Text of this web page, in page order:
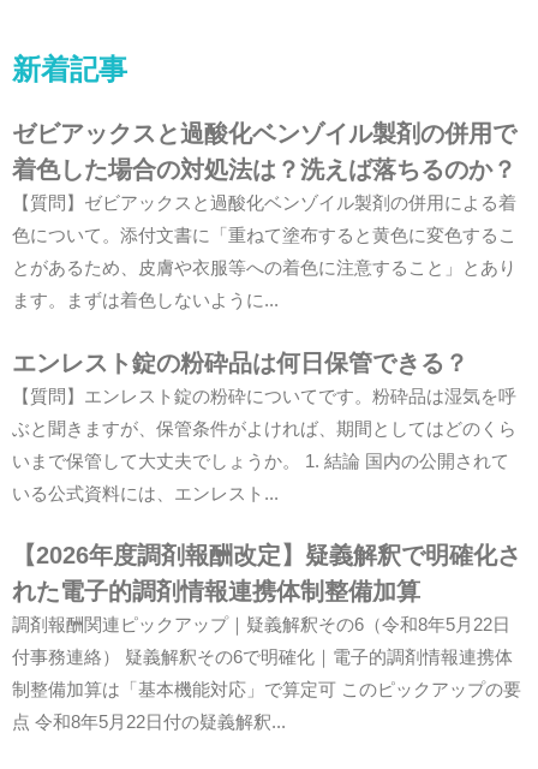
新着記事
ゼビアックスと過酸化ベンゾイル製剤の併用で
着色した場合の対処法は？洗えば落ちるのか？
【質問】ゼビアックスと過酸化ベンゾイル製剤の併用による着
色について。添付文書に「重ねて塗布すると黄色に変色するこ
とがあるため、皮膚や衣服等への着色に注意すること」とあり
ます。まずは着色しないように...
エンレスト錠の粉砕品は何日保管できる？
【質問】エンレスト錠の粉砕についてです。粉砕品は湿気を呼
ぶと聞きますが、保管条件がよければ、期間としてはどのくら
いまで保管して大丈夫でしょうか。 1. 結論 国内の公開されて
いる公式資料には、エンレスト...
【2026年度調剤報酬改定】疑義解釈で明確化さ
れた電子的調剤情報連携体制整備加算
調剤報酬関連ピックアップ｜疑義解釈その6（令和8年5月22日
付事務連絡） 疑義解釈その6で明確化｜電子的調剤情報連携体
制整備加算は「基本機能対応」で算定可 このピックアップの要
点 令和8年5月22日付の疑義解釈...